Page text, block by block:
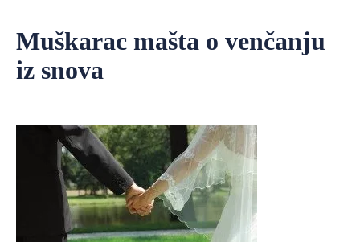
Muškarac mašta o venčanju
iz snova